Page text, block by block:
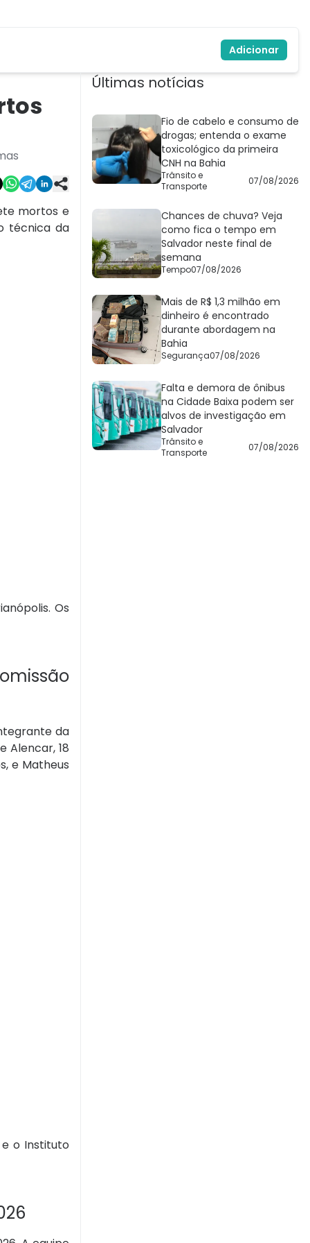
Adicionar
mortos e
técnica da
Os
da
Alencar, 18
e Matheus
o Instituto
Últimas notícias
Fio de cabelo e consumo de
drogas; entenda o exame
toxicológico da primeira
CNH na Bahia
Trânsito e
Transporte
07/08/2026
Chances de chuva? Veja
como fica o tempo em
Salvador neste final de
semana
Tempo07/08/2026
Mais de R$ 1,3 milhão em
dinheiro é encontrado
durante abordagem na
Bahia
Segurança07/08/2026
Falta e demora de ônibus
na Cidade Baixa podem ser
alvos de investigação em
Salvador
Trânsito e
Transporte
07/08/2026